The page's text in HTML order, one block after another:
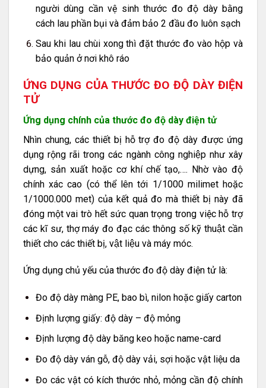
người dùng cần vệ sinh thước đo độ dày bằng
cách lau phần bụi và đảm bảo 2 đầu đo luôn sạch
Sau khi lau chùi xong thì đặt thước đo vào hộp và
bảo quản ở nơi khô ráo
ỨNG DỤNG CỦA THƯỚC ĐO ĐỘ DÀY ĐIỆN
TỬ
Ứng dụng chính của thước đo độ dày điện tử
Nhìn chung, các thiết bị hỗ trợ đo độ dày được ứng
dụng rộng rãi trong các ngành công nghiệp như xây
dựng, sản xuất hoặc cơ khí chế tạo,…. Nhờ vào độ
chính xác cao (có thể lên tới 1/1000 milimet hoặc
1/1000.000 met) của kết quả đo mà thiết bị này đã
đóng một vai trò hết sức quan trọng trong việc hỗ trợ
các kĩ sư, thợ máy đo đạc các thông số kỹ thuật cần
thiết cho các thiết bị, vật liệu và máy móc.
Ứng dụng chủ yếu của thước đo độ dày điện tử là:
Đo độ dày màng PE, bao bì, nilon hoặc giấy carton
Định lượng giấy: độ dày – độ mỏng
Định lượng độ dày băng keo hoặc name-card
Đo độ dày ván gỗ, độ dày vải, sợi hoặc vật liệu da
Đo các vật có kích thước nhỏ, mỏng cần độ chính